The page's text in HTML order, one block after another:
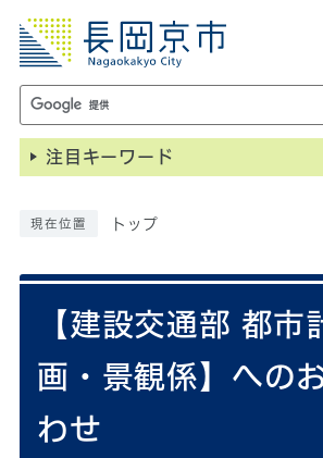
注目キーワード
現在位置 トップ
【建設交通部 都市
画・景観係】への
わせ